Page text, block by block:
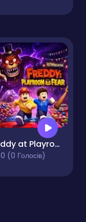
Freddy at Playroom of Fear
0 (0 Голосів)